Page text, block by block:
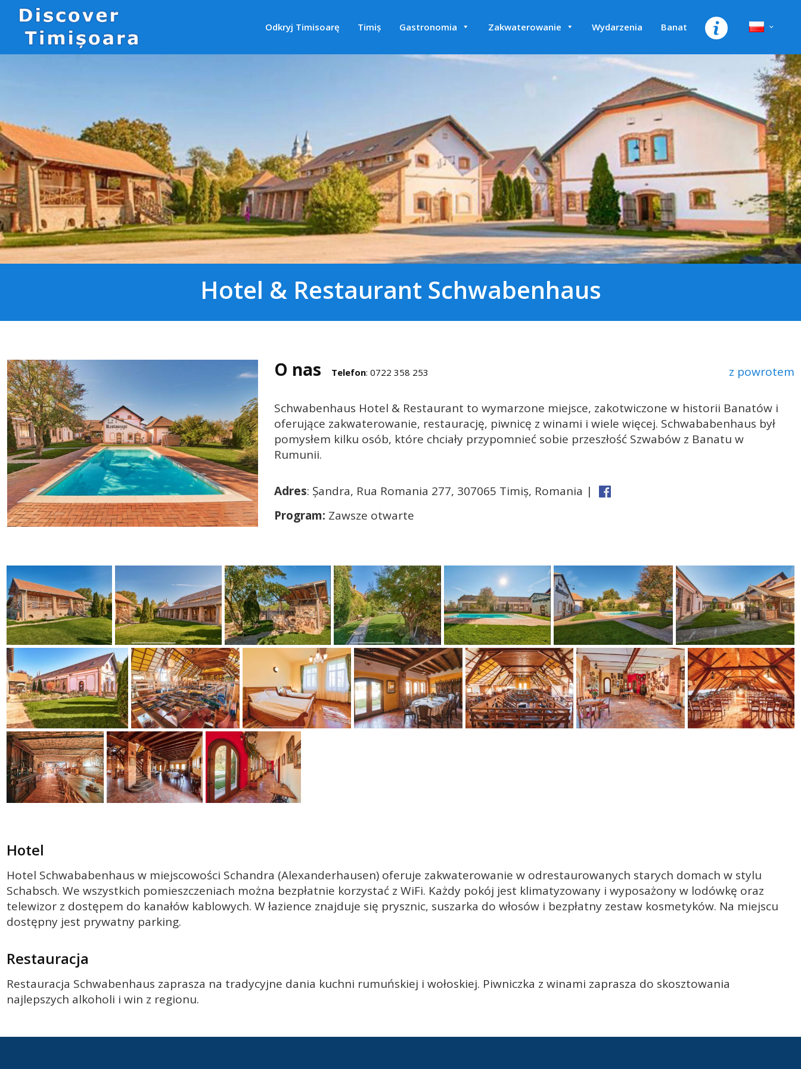
Odkryj Timisoarę Timiș Gastronomia Zakwaterowanie Wydarzenia Banat
Hotel & Restaurant Schwabenhaus
O nas Telefon: 0722 358 253 z powrotem
Schwabenhaus Hotel & Restaurant to wymarzone miejsce, zakotwiczone w historii Banatów i
oferujące zakwaterowanie, restaurację, piwnicę z winami i wiele więcej. Schwababenhaus był
pomysłem kilku osób, które chciały przypomnieć sobie przeszłość Szwabów z Banatu w
Rumunii.
Adres: Șandra, Rua Romania 277, 307065 Timiș, Romania |
Program: Zawsze otwarte
Hotel
Hotel Schwababenhaus w miejscowości Schandra (Alexanderhausen) oferuje zakwaterowanie w odrestaurowanych starych domach w stylu
Schabsch. We wszystkich pomieszczeniach można bezpłatnie korzystać z WiFi. Każdy pokój jest klimatyzowany i wyposażony w lodówkę oraz
telewizor z dostępem do kanałów kablowych. W łazience znajduje się prysznic, suszarka do włosów i bezpłatny zestaw kosmetyków. Na miejscu
dostępny jest prywatny parking.
Restauracja
Restauracja Schwabenhaus zaprasza na tradycyjne dania kuchni rumuńskiej i wołoskiej. Piwniczka z winami zaprasza do skosztowania
najlepszych alkoholi i win z regionu.